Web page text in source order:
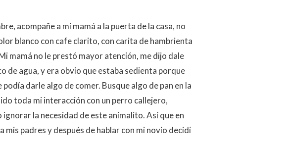
acompañe a mi mamá a la puerta de la casa, no
blanco con cafe clarito, con carita de hambrienta
mamá no le prestó mayor atención, me dijo dale
de agua, y era obvio que estaba sedienta porque
darle algo de comer. Busque algo de pan en la
toda mi interacción con un perro callejero,
la necesidad de este animalito. Así que en
mis padres y después de hablar con mi novio decidí